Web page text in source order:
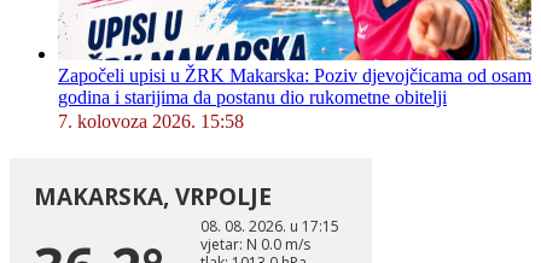
Započeli upisi u ŽRK Makarska: Poziv djevojčicama od osam
godina i starijima da postanu dio rukometne obitelji
7. kolovoza 2026. 15:58